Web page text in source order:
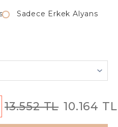
Sadece Erkek Alyans
13.552 TL 10.164 TL